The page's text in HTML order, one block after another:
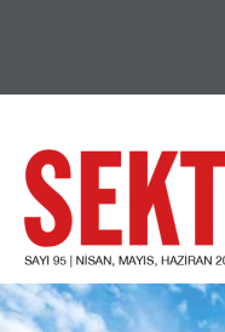
in the same page with
SAYI 95 | NİSAN, MAYIS, HAZİRAN